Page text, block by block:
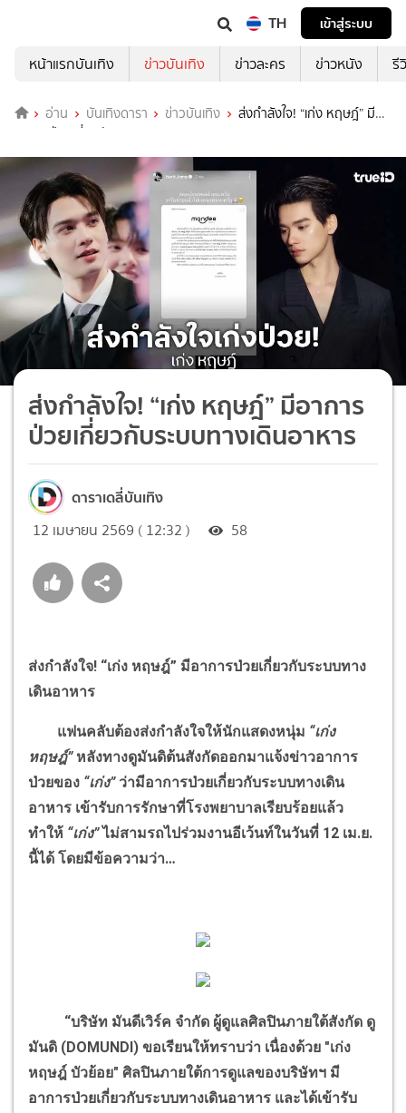
TH
เข้าสู่ระบบ
หน้าแรกบันเทิง
ข่าวบันเทิง ข่าวละคร ข่าวหนัง รี
อ่าน บันเทิงดารา ข่าวบันเทิง
ส่งกำลังใจ! “เก่ง หฤษฎ์” มี
อาการป่วยเกี่ยวกับระบบทางเดินอาหาร
ส่งกำลังใจ! “เก่ง หฤษฎ์” มีอาการ
ป่วยเกี่ยวกับระบบทางเดินอาหาร
ดาราเดลี่บันเทิง
12 เมษายน 2569 ( 12:32 ) 58
ส่งกำลังใจ! “เก่ง หฤษฎ์” มีอาการป่วยเกี่ยวกับระบบทาง
เดินอาหาร
แฟนคลับต้องส่งกำลังใจให้นักแสดงหนุ่ม “เก่ง
หฤษฎ์”หลังทางดูมันดิต้นสังกัดออกมาแจ้งข่าวอาการ
ป่วยของ “เก่ง”ว่ามีอาการป่วยเกี่ยวกับระบบทางเดิน
อาหาร เข้ารับการรักษาที่โรงพยาบาลเรียบร้อยแล้ว
ทำให้ “เก่ง”ไม่สามรถไปร่วมงานอีเว้นท์ในวันที่ 12 เม.ย.
นี้ได้ โดยมีข้อความว่า…
“บริษัท มันดีเวิร์ค จำกัด ผู้ดูแลศิลปินภายใต้สังกัด ดู
มันดิ (DOMUNDI) ขอเรียนให้ทราบว่า เนื่องด้วย "เก่ง
หฤษฎ์ บัวย้อย" ศิลปินภายใต้การดูแลของบริษัทฯ มี
อาการป่วยเกี่ยวกับระบบทางเดินอาหาร และได้เข้ารับ